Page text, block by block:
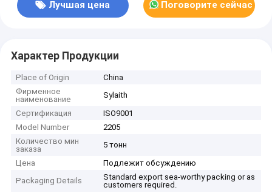
Лучшая цена Поговорите сейчас
Характер Продукции
Place of Origin
China
Фирменное
наименование
Sylaith
Сертификация
ISO9001
Model Number
2205
Количество мин
заказа
5 тонн
Цена
Подлежит обсуждению
Packaging Details
Standard export sea-worthy packing or as
customers required.